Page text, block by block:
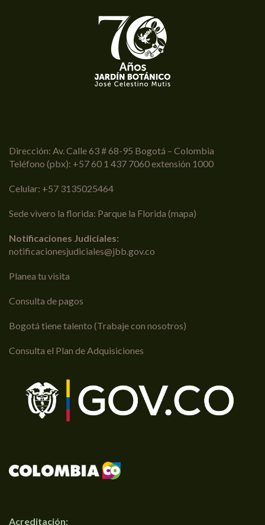
Dirección: Av. Calle 63 # 68-95 Bogotá – Colombia
Teléfono (pbx): +57 60 1 437 7060 extensión 1000
Celular: +57 3135025464
Sede vivero la florida: Parque la Florida (mapa)
Notificaciones Judiciales:
notificacionesjudiciales@jbb.gov.co
Planea tu visita
Consulta de pagos
Bogotá tiene talento (Trabaje con nosotros)
Consulta el Plan de Adquisiciones
Acreditación: